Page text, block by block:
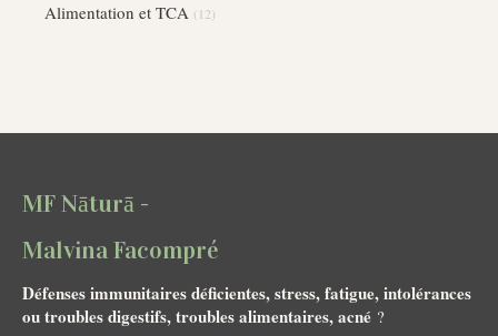
Alimentation et TCA (12)
MF Nāturā -
Malvina Facompré
Défenses immunitaires déficientes, stress, fatigue, intolérances
ou troubles digestifs, troubles alimentaires, acné ?